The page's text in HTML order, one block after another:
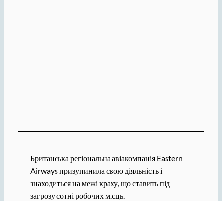
Британська регіональна авіакомпанія Eastern
Airways призупинила свою діяльність і
знаходиться на межі краху, що ставить під
загрозу сотні робочих місць.